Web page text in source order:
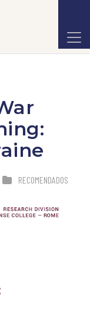
RECOMENDADOS